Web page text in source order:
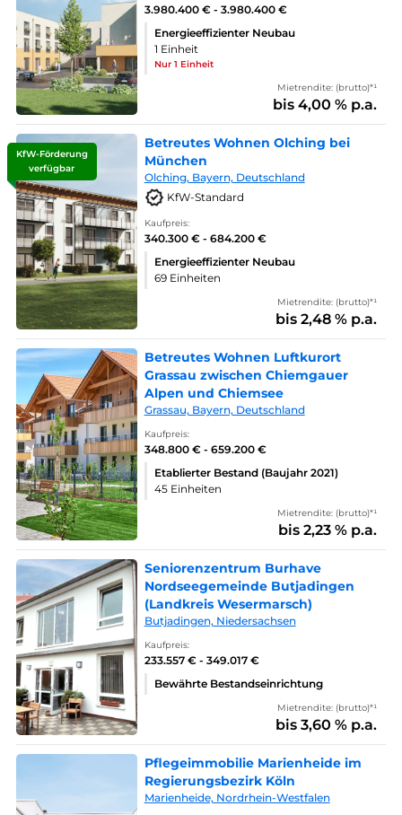
3.980.400 € - 3.980.400 €
Energieeffizienter Neubau
1 Einheit
Nur 1 Einheit
Mietrendite: (brutto)*¹
bis 4,00 % p.a.
KfW-Förderung
verfügbar
Betreutes Wohnen Olching bei
München
Olching, Bayern, Deutschland
KfW-Standard
Kaufpreis:
340.300 € - 684.200 €
Energieeffizienter Neubau
69 Einheiten
Mietrendite: (brutto)*¹
bis 2,48 % p.a.
Betreutes Wohnen Luftkurort
Grassau zwischen Chiemgauer
Alpen und Chiemsee
Grassau, Bayern, Deutschland
Kaufpreis:
348.800 € - 659.200 €
Etablierter Bestand (Baujahr 2021)
45 Einheiten
Mietrendite: (brutto)*¹
bis 2,23 % p.a.
Seniorenzentrum Burhave
Nordseegemeinde Butjadingen
(Landkreis Wesermarsch)
Butjadingen, Niedersachsen
Kaufpreis:
233.557 € - 349.017 €
Bewährte Bestandseinrichtung
Mietrendite: (brutto)*¹
bis 3,60 % p.a.
Pflegeimmobilie Marienheide im
Regierungsbezirk Köln
Marienheide, Nordrhein-Westfalen